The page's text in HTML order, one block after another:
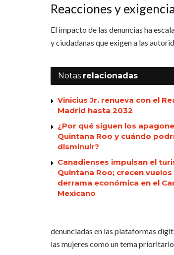
Reacciones y
El impacto de las denuncias ha
y ciudadanas que exigen a las
Notas relacionadas
Vinicius Jr. renueva con el
Madrid hasta 2032
¿Por qué siguen los
Quintana Roo y cuándo
disminuir?
Canadienses impulsan el
Quintana Roo; crecen vuelos
derrama económica en el
Mexicano
denunciadas en las plataformas
las mujeres como un tema